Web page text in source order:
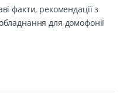
факти, рекомендації з
для домофонії